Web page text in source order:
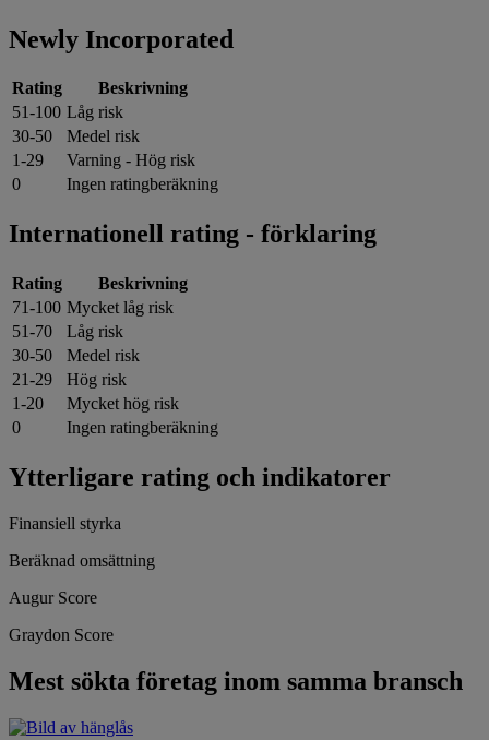
Newly Incorporated
Rating
Beskrivning
51-100 Låg risk
30-50
Medel risk
1-29
Varning - Hög risk
0
Ingen ratingberäkning
Internationell rating - förklaring
Rating
Beskrivning
71-100 Mycket låg risk
51-70
Låg risk
30-50
Medel risk
21-29
Hög risk
1-20
Mycket hög risk
0
Ingen ratingberäkning
Ytterligare rating och indikatorer
Finansiell styrka
Beräknad omsättning
Augur Score
Graydon Score
Mest sökta företag inom samma bransch